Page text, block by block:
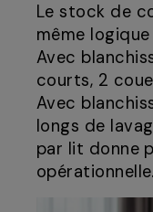
Le stock de
même
Avec
courts, 2
Avec
longs de
par lit donne
opérationnelle.